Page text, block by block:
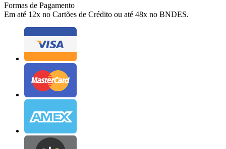
Formas de Pagamento
Em até 12x no Cartões de Crédito ou até 48x no BNDES.